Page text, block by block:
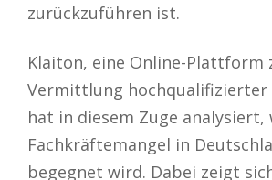
zurückzuführen ist.
Klaiton, eine Online-Plattform
Vermittlung hochqualifizierter
hat in diesem Zuge analysiert,
Fachkräftemangel in
begegnet wird. Dabei zeigt